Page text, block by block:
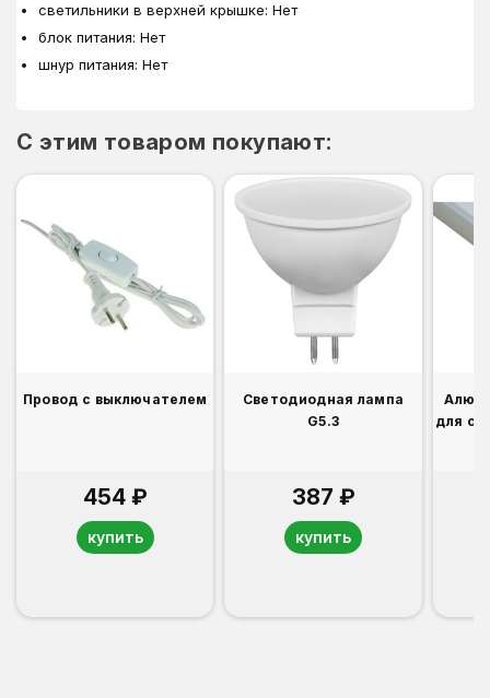
светильники в верхней крышке: Нет
блок питания: Нет
шнур питания: Нет
C этим товаром покупают:
Провод с выключателем
454 ₽
купить
Светодиодная лампа
G5.3
387 ₽
купить
для